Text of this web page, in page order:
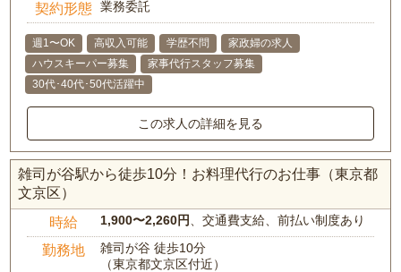
契約形態 業務委託
週1〜OK 高収入可能 学歴不問
家政婦の求人
ハウスキーパー募集
家事代行スタッフ募集
30代･40代･50代活躍中
この求人の詳細を見る
雑司が谷駅から徒歩10分！お料理代行のお仕事（東京都
文京区）
時給 1,900〜2,260円 、交通費支給、前払い制度あり
勤務地
雑司が谷 徒歩10分
（東京都文京区付近）